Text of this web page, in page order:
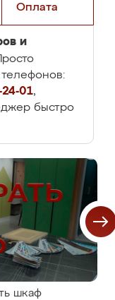
Оплата
и
24-01,
быстро
шкаф